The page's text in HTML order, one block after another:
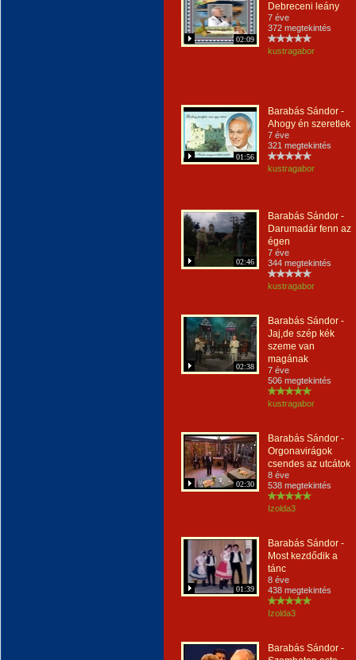
02:09
Debreceni leány
7 éve
372 megtekintés
kustragabor
01:56
Barabás Sándor -
Ahogy én szeretlek
7 éve
321 megtekintés
kustragabor
02:46
Barabás Sándor -
Darumadár fenn az
égen
7 éve
344 megtekintés
kustragabor
02:38
Barabás Sándor -
Jaj,de szép kék
szeme van
magának
7 éve
506 megtekintés
kustragabor
02:30
Barabás Sándor -
Orgonavirágok
csendes az utcátok
8 éve
538 megtekintés
Izolda3
01:39
Barabás Sándor -
Most kezdődik a
tánc
8 éve
438 megtekintés
Izolda3
Barabás Sándor -